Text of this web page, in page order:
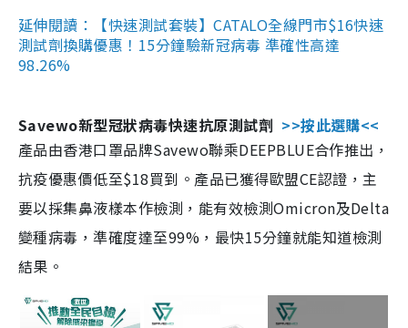
延伸閱讀：【快速測試套裝】CATALO全線門市$16快速
測試劑換購優惠！15分鐘驗新冠病毒 準確性高達
98.26%
Savewo新型冠狀病毒快速抗原測試劑 >>按此選購<<
產品由香港口罩品牌Savewo聯乘DEEPBLUE合作推出，
抗疫優惠價低至$18買到。產品已獲得歐盟CE認證，主
要以採集鼻液樣本作檢測，能有效檢測Omicron及Delta
變種病毒，準確度達至99%，最快15分鐘就能知道檢測
結果。